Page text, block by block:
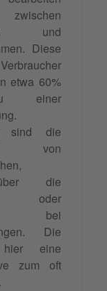
und
Diese
etwa 60%
einer
sind die
von
über die
oder
bei
Die
eine
zum oft